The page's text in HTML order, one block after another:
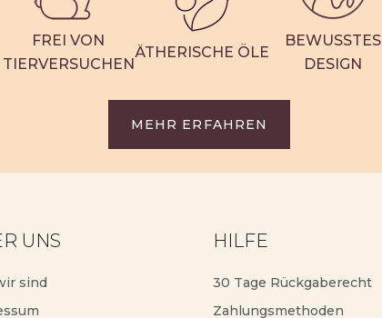
FREI VON
TIERVERSUCHEN
ÄTHERISCHE ÖLE
BEWUSSTES
DESIGN
MEHR ERFAHREN
UNS
sind
HILFE
30 Tage Rückgaberecht
Zahlungsmethoden